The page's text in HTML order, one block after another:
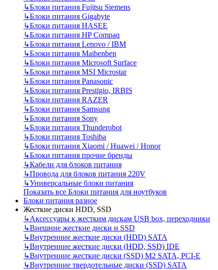
↳Блоки питания Fujitsu Siemens
↳Блоки питания Gigabyte
↳Блоки питания HASEE
↳Блоки питания HP Compaq
↳Блоки питания Lenovo / IBM
↳Блоки питания Maibenben
↳Блоки питания Microsoft Surface
↳Блоки питания MSI Microstar
↳Блоки питания Panasonic
↳Блоки питания Prestigio, IRBIS
↳Блоки питания RAZER
↳Блоки питания Samsung
↳Блоки питания Sony
↳Блоки питания Thunderobot
↳Блоки питания Toshiba
↳Блоки питания Xiaomi / Huawei / Honor
↳Блоки питания прочие бренды
↳Кабели для блоков питания
↳Провода для блоков питания 220V
↳Универсальные блоки питания
Показать все Блоки питания для ноутбуков
Блоки питания разное
Жесткие диски HDD, SSD
↳Аксессуары к жестким дискам USB box, переходники
↳Внешние жесткие диски и SSD
↳Внутренние жесткие диски (HDD) SATA
↳Внутренние жесткие диски (HDD, SSD) IDE
↳Внутренние жесткие диски (SSD) M2 SATA, PCI-E
↳Внутренние твердотельные диски (SSD) SATA